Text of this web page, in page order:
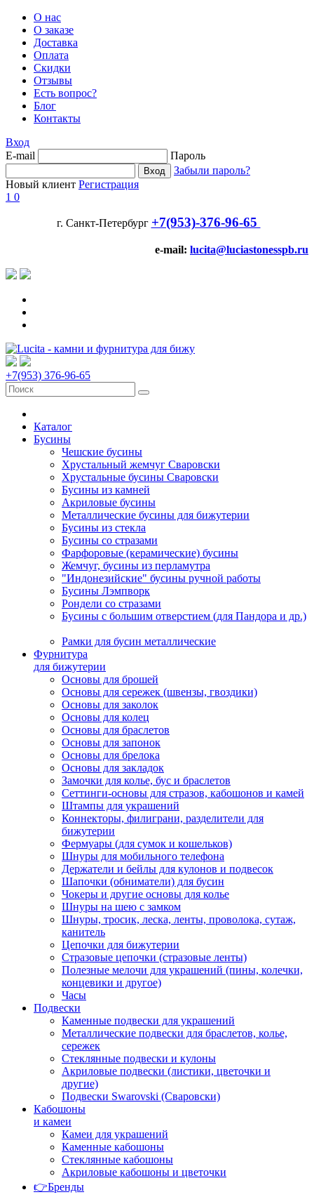
О нас
О заказе
Доставка
Оплата
Скидки
Отзывы
Есть вопрос?
Блог
Контакты
Вход
E-mail
Пароль
Забыли пароль?
Новый клиент Регистрация
1 0
г. Санкт-Петербург +7(953)-376-96-65
e-mail: lucita@luciastonesspb.ru
+7(953) 376-96-65
Каталог
Бусины
Чешские бусины
Хрустальный жемчуг Сваровски
Хрустальные бусины Сваровски
Бусины из камней
Акриловые бусины
Металлические бусины для бижутерии
Бусины из стекла
Бусины со стразами
Фарфоровые (керамические) бусины
Жемчуг, бусины из перламутра
"Индонезийские" бусины ручной работы
Бусины Лэмпворк
Рондели со стразами
Бусины с большим отверстием (для Пандора и др.)
Рамки для бусин металлические
Фурнитура
для бижутерии
Основы для брошей
Основы для сережек (швензы, гвоздики)
Основы для заколок
Основы для колец
Основы для браслетов
Основы для запонок
Основы для брелока
Основы для закладок
Замочки для колье, бус и браслетов
Сеттинги-основы для стразов, кабошонов и камей
Штампы для украшений
Коннекторы, филиграни, разделители для
бижутерии
Фермуары (для сумок и кошельков)
Шнуры для мобильного телефона
Держатели и бейлы для кулонов и подвесок
Шапочки (обниматели) для бусин
Чокеры и другие основы для колье
Шнуры на шею с замком
Шнуры, тросик, леска, ленты, проволока, сутаж,
канитель
Цепочки для бижутерии
Стразовые цепочки (стразовые ленты)
Полезные мелочи для украшений (пины, колечки,
концевики и другое)
Часы
Подвески
Каменные подвески для украшений
Металлические подвески для браслетов, колье,
сережек
Стеклянные подвески и кулоны
Акриловые подвески (листики, цветочки и
другие)
Подвески Swarovski (Сваровски)
Кабошоны
и камеи
Камеи для украшений
Каменные кабошоны
Стеклянные кабошоны
Акриловые кабошоны и цветочки
👉Бренды